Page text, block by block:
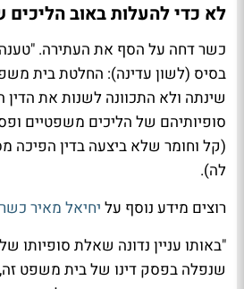
לא כדי להעלות באוב הליכים
כשר דחה על הסף את העתירה.
בסיס (לשון עדינה): החלטת בית
שינתה ולא התכוונה לשנות את הדין
סופיותיהם של הליכים משפטיים
(קל וחומר שלא ביצעה בדין הפיכה
לה).
רוצים מידע נוסף על יחיאל מאיר כשר
"באותו עניין נדונה שאלת סופיותו
שנפלה בפסק דינו של בית משפט